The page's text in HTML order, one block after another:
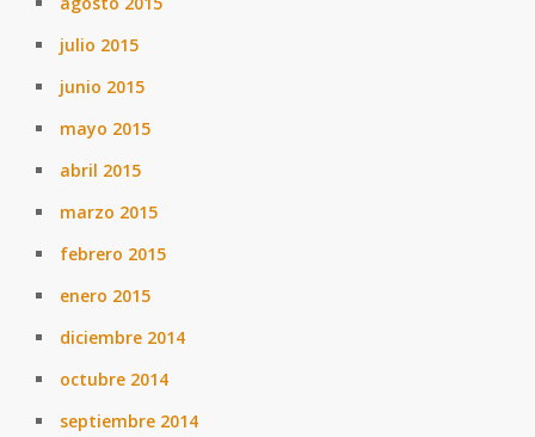
julio 2015
junio 2015
mayo 2015
abril 2015
marzo 2015
febrero 2015
enero 2015
diciembre 2014
octubre 2014
septiembre 2014